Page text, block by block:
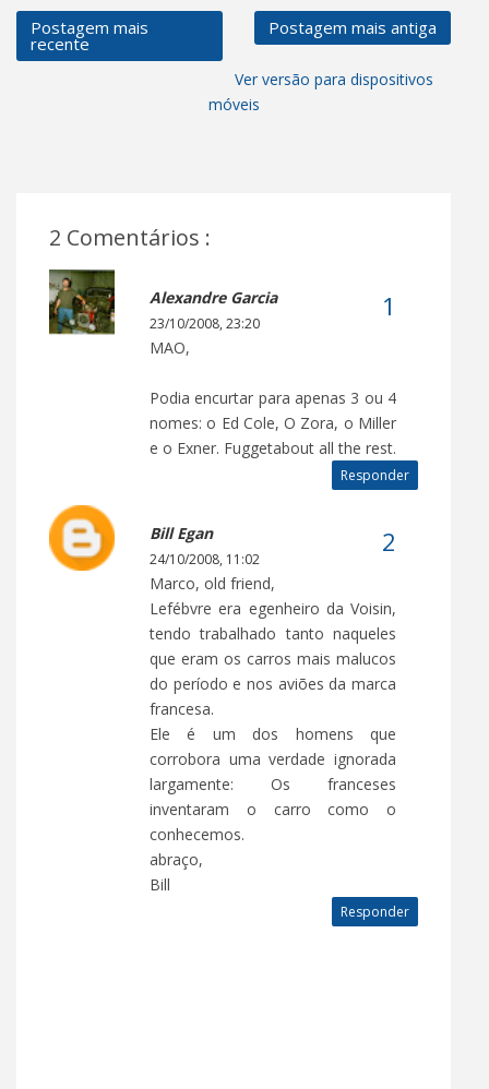
Postagem mais
recente
Postagem mais antiga
Ver versão para dispositivos
móveis
2 Comentários :
Alexandre Garcia
23/10/2008, 23:20
MAO,
Podia encurtar para apenas 3 ou 4
nomes: o Ed Cole, O Zora, o Miller
e o Exner. Fuggetabout all the rest.
Responder
Bill Egan
24/10/2008, 11:02
Marco, old friend,
Lefébvre era egenheiro da Voisin,
tendo trabalhado tanto naqueles
que eram os carros mais malucos
do período e nos aviões da marca
francesa.
Ele é um dos homens que
corrobora uma verdade ignorada
largamente: Os franceses
inventaram o carro como o
conhecemos.
abraço,
Bill
Responder